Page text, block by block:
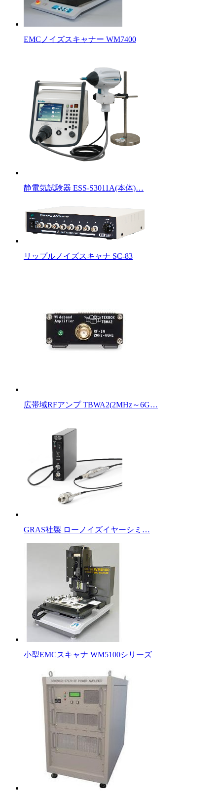
EMCノイズスキャナー WM7400
静電気試験器 ESS-S3011A(本体)…
リップルノイズスキャナ SC-83
広帯域RFアンプ TBWA2(2MHz～6G…
GRAS社製 ローノイズイヤーシミ…
小型EMCスキャナ WM5100シリーズ